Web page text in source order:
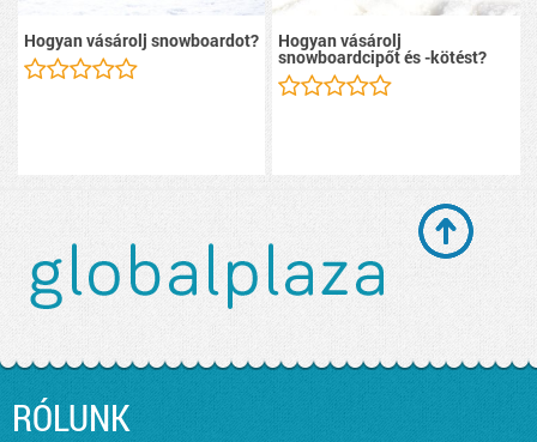
Hogyan vásárolj snowboardot? Hogyan vásárolj
snowboardcipőt és -kötést?
RÓLUNK